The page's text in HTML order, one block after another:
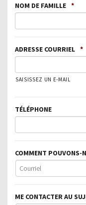
NOM DE FAMILLE *
ADRESSE COURRIEL *
SAISISSEZ UN E-MAIL
TÉLÉPHONE
COMMENT POUVONS-
ME CONTACTER AU